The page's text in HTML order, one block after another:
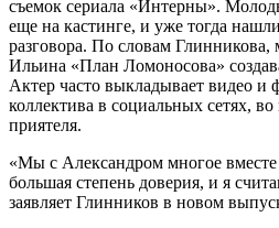
съемок сериала «Интерны».
еще на кастинге, и уже тогда
разговора. По словам Глинникова,
Ильина «План Ломоносова»
Актер часто выкладывает видео и
коллектива в социальных сетях,
приятеля.
«Мы с Александром многое
большая степень доверия, и я
заявляет Глинников в новом